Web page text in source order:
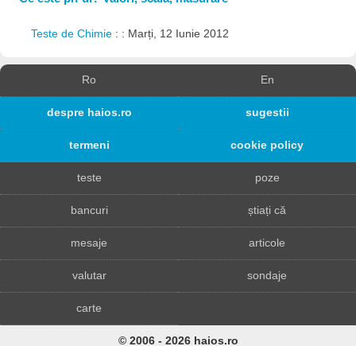
Teste de Chimie : : Marți, 12 Iunie 2012
Ro En
despre haios.ro sugestii
termeni cookie policy
teste poze
bancuri știați că
mesaje articole
valutar sondaje
carte
© 2006 - 2026 haios.ro